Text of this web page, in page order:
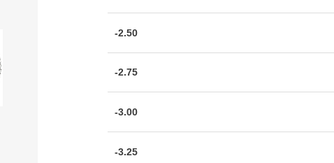
-2.50
-2.75
-3.00
-3.25